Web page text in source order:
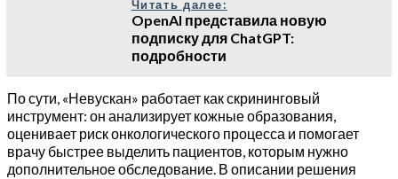
Читать далее:
OpenAI представила новую
подписку для ChatGPT:
подробности
По сути, «Невускан» работает как скрининговый
инструмент: он анализирует кожные образования,
оценивает риск онкологического процесса и помогает
врачу быстрее выделить пациентов, которым нужно
дополнительное обследование. В описании решения